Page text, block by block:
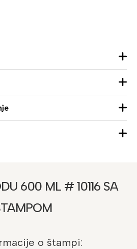
600 ML # 10116 SA
o štampi: